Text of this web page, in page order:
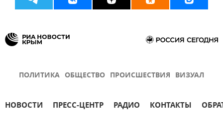
ПОЛИТИКА ОБЩЕСТВО ПРОИСШЕСТВИЯ ВИЗУАЛ
НОВОСТИ ПРЕСС-ЦЕНТР РАДИО КОНТАКТЫ